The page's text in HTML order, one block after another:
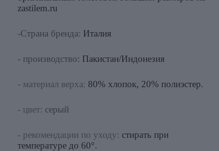
zastilem.ru
-Страна бренда: Италия
- производство: Пакистан/Индонезия
- материал верха: 80% хлопок, 20% полиэстер.
- цвет: серый
- рекомендации по уходу: стирать при
температуре до 60°.